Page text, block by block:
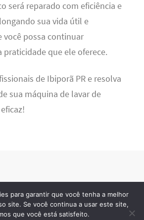
será reparado com eficiência e
sua vida útil e
você possa continuar
praticidade que ele oferece.
de Ibiporã PR e resolva
sua máquina de lavar de
· 2026 © Todos os direitos reservados
para garantir que você tenha a melhor
site. Se você continua a usar este site,
que você está satisfeito.